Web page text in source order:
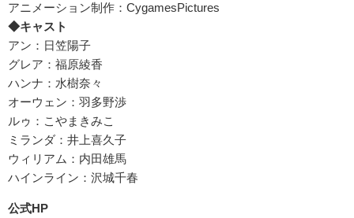
アニメーション制作：CygamesPictures
◆キャスト
アン：日笠陽子
グレア：福原綾香
ハンナ：水樹奈々
オーウェン：羽多野渉
ルゥ：こやまきみこ
ミランダ：井上喜久子
ウィリアム：内田雄馬
ハインライン：沢城千春
公式HP